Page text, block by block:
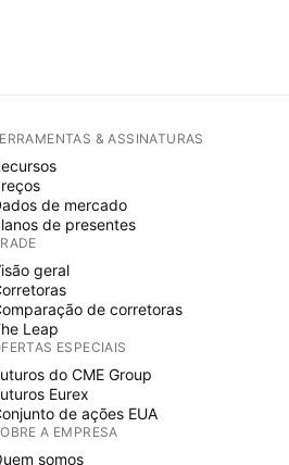
& ASSINATURAS
de mercado
de presentes
geral
de corretoras
Leap
ESPECIAIS
do CME Group
Eurex
de ações EUA
A EMPRESA
somos